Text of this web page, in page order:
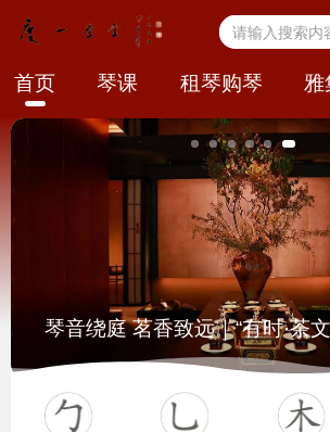
首页 琴课 租琴购琴 雅
琴音绕庭 茗香致远｜“有时·茶